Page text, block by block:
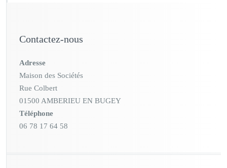
Contactez-nous
Adresse
Maison des Sociétés
Rue Colbert
01500 AMBERIEU EN BUGEY
Téléphone
06 78 17 64 58